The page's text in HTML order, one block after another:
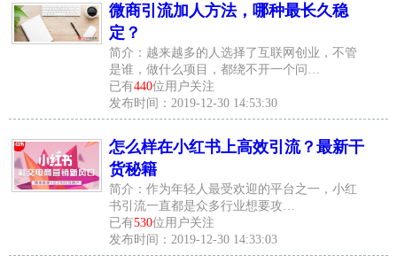
微商引流加人方法，哪种最长久稳
定？
简介：越来越多的人选择了互联网创业，不管
是谁，做什么项目，都绕不开一个问…
已有440位用户关注
发布时间：2019-12-30 14:53:30
怎么样在小红书上高效引流？最新干
货秘籍
简介：作为年轻人最受欢迎的平台之一，小红
书引流一直都是众多行业想要攻…
已有530位用户关注
发布时间：2019-12-30 14:33:03